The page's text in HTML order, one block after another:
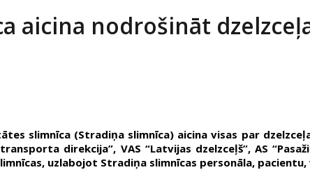
aicina nodrošināt
slimnīca (Stradiņa slimnīca) aicina visas par
direkcija”, VAS “Latvijas dzelzceļš”, AS
uzlabojot Stradiņa slimnīcas personāla,